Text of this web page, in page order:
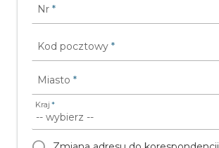
Nr *
Kod pocztowy *
Miasto *
Kraj *